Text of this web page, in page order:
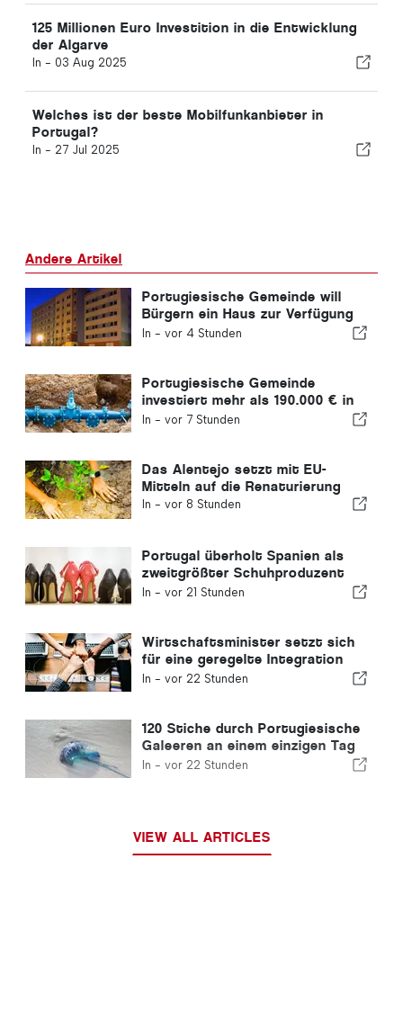
125 Millionen Euro Investition in die Entwicklung
der Algarve
In - 03 Aug 2025
Welches ist der beste Mobilfunkanbieter in
Portugal?
In - 27 Jul 2025
Andere Artikel
Portugiesische Gemeinde will
Bürgern ein Haus zur Verfügung
stellen
In - vor 4 Stunden
Portugiesische Gemeinde
investiert mehr als 190.000 € in
die Wasserversorgung
In - vor 7 Stunden
Das Alentejo setzt mit EU-
Mitteln auf die Renaturierung
In - vor 8 Stunden
Portugal überholt Spanien als
zweitgrößter Schuhproduzent
Europas
In - vor 21 Stunden
Wirtschaftsminister setzt sich
für eine geregelte Integration
ein und garantiert Einwanderern
In - vor 22 Stunden
120 Stiche durch Portugiesische
Galeeren an einem einzigen Tag
verzeichnet
In - vor 22 Stunden
VIEW ALL ARTICLES